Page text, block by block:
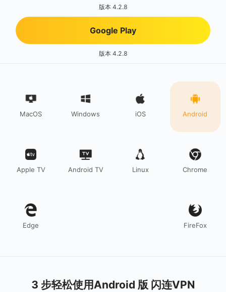
版本 4.2.8
Google Play
版本 4.2.8
MacOS Windows iOS Android
Apple TV Android TV Linux Chrome
Edge FireFox
3 步轻松使用Android 版 闪连VPN